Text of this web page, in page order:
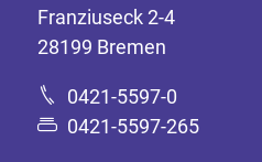
Franziuseck 2-4
28199 Bremen
0421-5597-0
0421-5597-265